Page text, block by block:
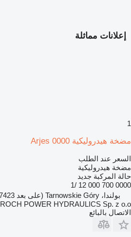
إعلانات مماثلة
1
مضخة هيدروليكية Arjes 0000
السعر عند الطلب
مضخة هيدروليكية
حالة المركبة جديد
0000 700 000 12 /1
بولندا، Tarnowskie Góry
(على بعد 7423 كم منك)
ROCH POWER HYDRAULICS Sp. z o.o.
الاتصال بالبائع